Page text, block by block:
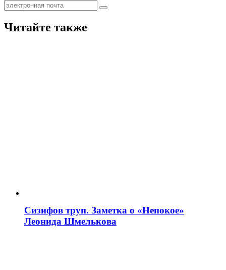
Читайте также
Сизифов труп. Заметка о «Непокое»
Леонида Шмелькова